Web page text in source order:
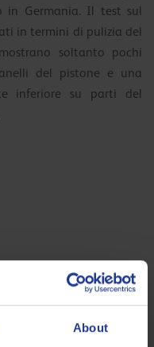
About
in Germania. Il test sul
in termini di pulizia del
soltanto pochi
del pistone e una
inferiore su parti del
intervallo tra